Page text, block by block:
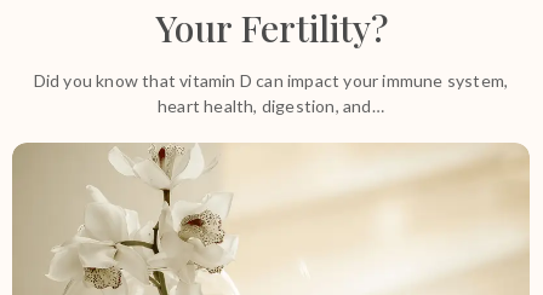
Your Fertility?
Did you know that vitamin D can impact your immune system,
heart health, digestion, and…